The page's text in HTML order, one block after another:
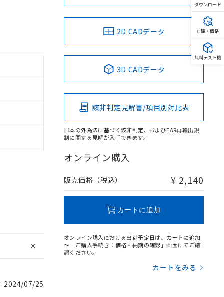
2024/07/25
2D CADデータ
3D CADデータ
該非判定見解書/項目別対比表
日本の外為法に基づく該非判定、およびEAR再輸出規
制に関する見解が入手できます。
オンライン購入
販売価格（税込） ¥ 2,140
カートに追加
オンライン購入における出荷予定日は、カートに追加
～「ご購入手続き：価格・納期の確認」画面にてご確
認ください。
カートをみる
ダウンロード
在庫・価格
無料テスト機